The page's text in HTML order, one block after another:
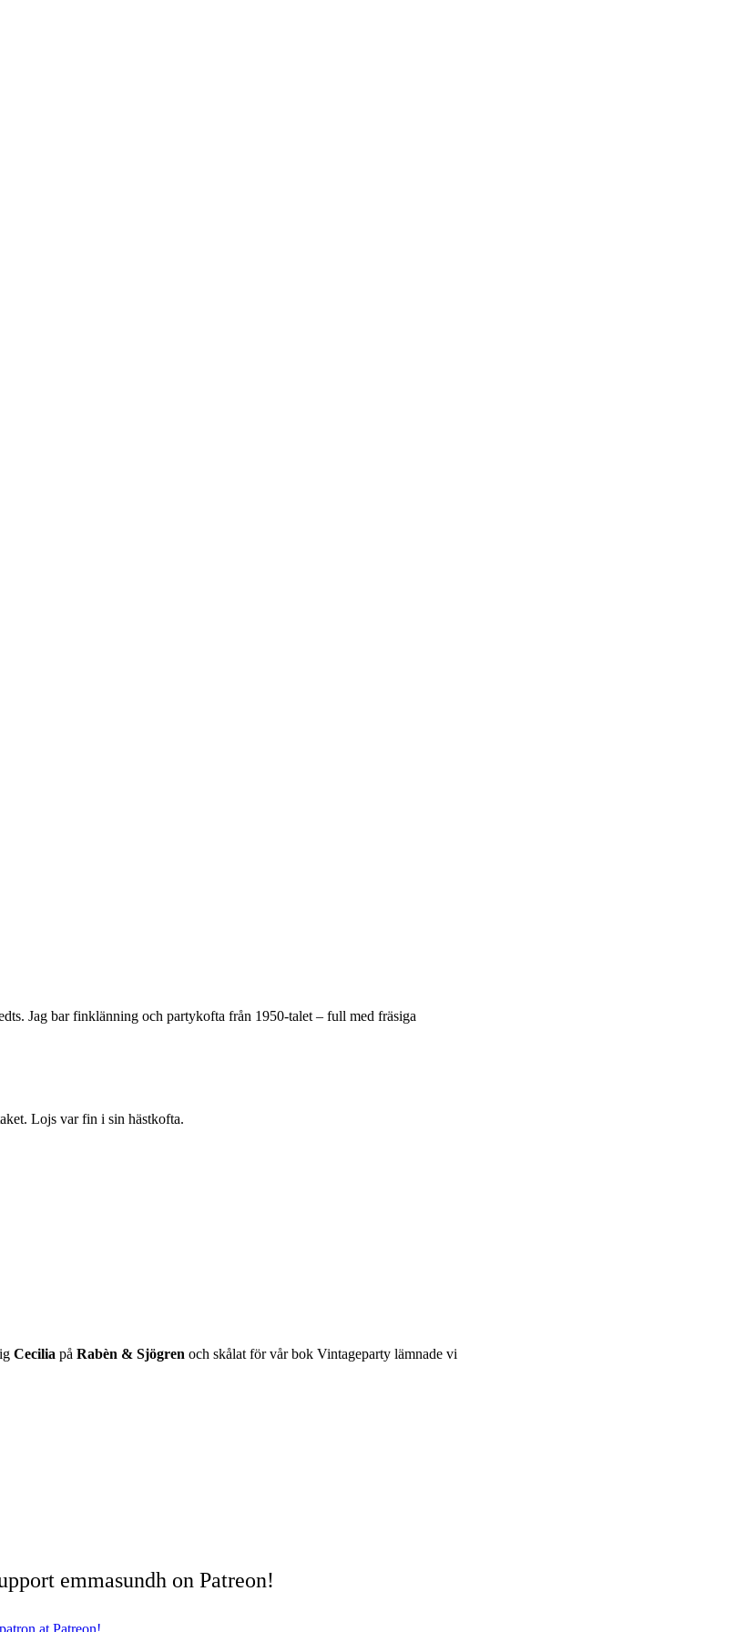
Jag bar finklänning och partykofta från 1950-talet – full med fräsiga
Lojs var fin i sin hästkofta.
Cecilia på Rabèn & Sjögren och skålat för vår bok Vintageparty lämnade vi
emmasundh on Patreon!